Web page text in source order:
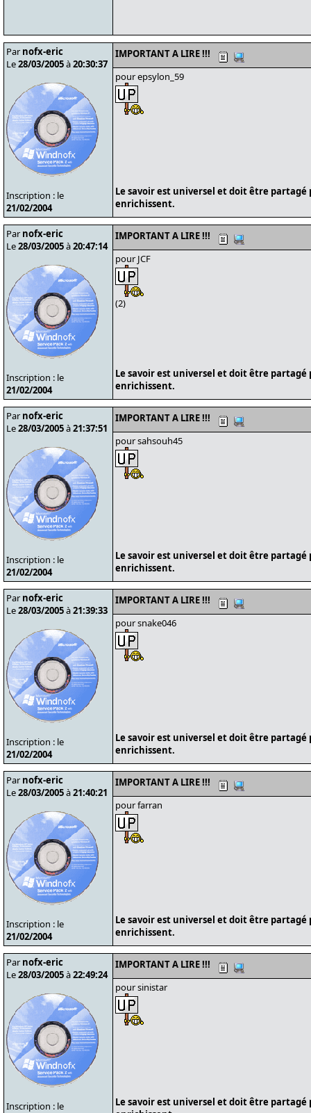
Par nofx-eric
Le28/03/2005à20:30:37
Inscription : le
21/02/2004
IMPORTANT A LIRE !!!
pour epsylon_59
Le savoir est universel et doit être partagé
enrichissent.
Par nofx-eric
Le28/03/2005à20:47:14
Inscription : le
21/02/2004
IMPORTANT A LIRE !!!
pour JCF
(2)
Le savoir est universel et doit être partagé
enrichissent.
Par nofx-eric
Le28/03/2005à21:37:51
Inscription : le
21/02/2004
IMPORTANT A LIRE !!!
pour sahsouh45
Le savoir est universel et doit être partagé
enrichissent.
Par nofx-eric
Le28/03/2005à21:39:33
Inscription : le
21/02/2004
IMPORTANT A LIRE !!!
pour snake046
Le savoir est universel et doit être partagé
enrichissent.
Par nofx-eric
Le28/03/2005à21:40:21
Inscription : le
21/02/2004
IMPORTANT A LIRE !!!
pour farran
Le savoir est universel et doit être partagé
enrichissent.
Par nofx-eric
Le28/03/2005à22:49:24
Inscription : le
IMPORTANT A LIRE !!!
pour sinistar
Le savoir est universel et doit être partagé